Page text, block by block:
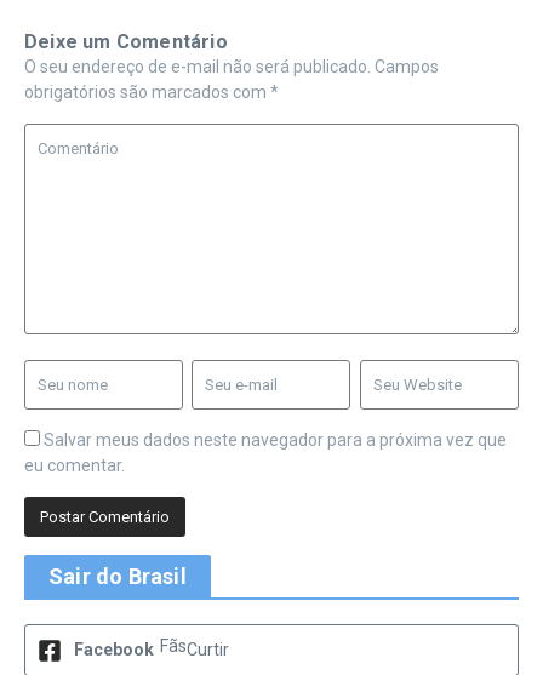
Deixe um Comentário
O seu endereço de e-mail não será publicado. Campos
obrigatórios são marcados com *
Salvar meus dados neste navegador para a próxima vez que
eu comentar.
Sair do Brasil
Facebook FãsCurtir